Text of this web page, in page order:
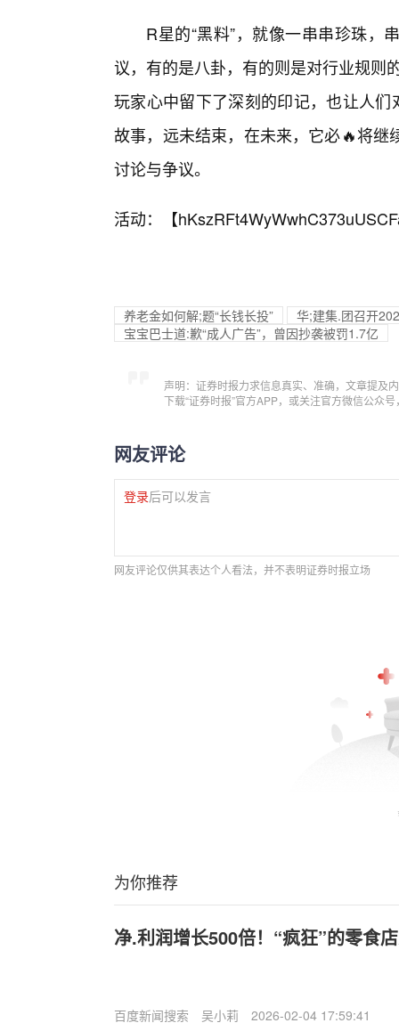
R星的“黑料”，就像一串串珍珠，
议，有的是八卦，有的则是对行业规则
玩家心中留下了深刻的印记，也让人
故事，远未结束，在未来，它必🔥将
讨论与争议。
活动：【
养老金如何解;题“长钱长投”
华;建集.团召开
宝宝巴士道:歉“成人广告”，曾因抄袭被罚1.7亿
声明：证券时报力求信息真实、准确，文章提及
下载“证券时报”官方APP，或关注官方微信公众
网友评论
登录后可以发言
网友评论仅供其表达个人看法，并不表明证券时报立场
为你推荐
净.利润增长500倍！“疯狂”的零食
百度新闻搜索 吴小莉 2026-02-04 17:59:41